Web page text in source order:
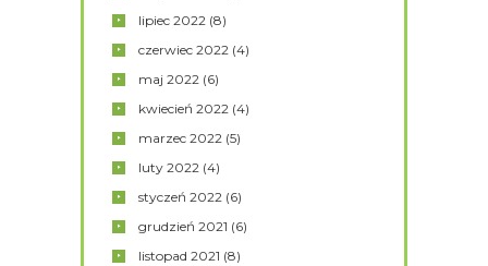
lipiec2022 (8)
czerwiec2022 (4)
maj2022 (6)
kwiecień2022 (4)
marzec2022 (5)
luty2022 (4)
styczeń2022 (6)
grudzień2021 (6)
listopad2021 (8)